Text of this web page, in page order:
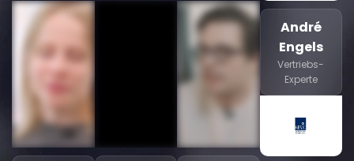
André
Engels
Vertriebs-
Experte